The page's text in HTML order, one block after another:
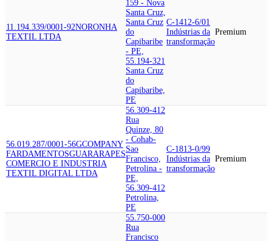
11.194.339/0001-92NORONHA
TEXTIL LTDA
159 - Nova
Santa Cruz,
Santa Cruz
do
Capibaribe
- PE,
55.194-321
Santa Cruz
do
Capibaribe,
PE
C-1412-6/01
Indústrias da
transformação
Premium
56.019.287/0001-56GCOMPANY
FARDAMENTOSGUARARAPES
COMERCIO E INDUSTRIA
TEXTIL DIGITAL LTDA
56.309-412
Rua
Quinze, 80
- Cohab-
Sao
Francisco,
Petrolina -
PE,
56.309-412
Petrolina,
PE
C-1813-0/99
Indústrias da
transformação
Premium
55.750-000
Rua
Francisco